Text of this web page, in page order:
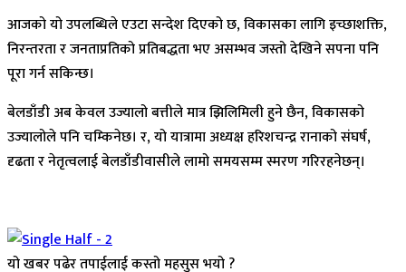
आजको यो उपलब्धिले एउटा सन्देश दिएको छ, विकासका लागि इच्छाशक्ति,
निरन्तरता र जनताप्रतिको प्रतिबद्धता भए असम्भव जस्तो देखिने सपना पनि
पूरा गर्न सकिन्छ।
बेलडाँडी अब केवल उज्यालो बत्तीले मात्र झिलिमिली हुने छैन, विकासको
उज्यालोले पनि चम्किनेछ। र, यो यात्रामा अध्यक्ष हरिशचन्द्र रानाको संघर्ष,
दृढता र नेतृत्वलाई बेलडाँडीवासीले लामो समयसम्म स्मरण गरिरहनेछन्।
यो खबर पढेर तपाईलाई कस्तो महसुस भयो ?